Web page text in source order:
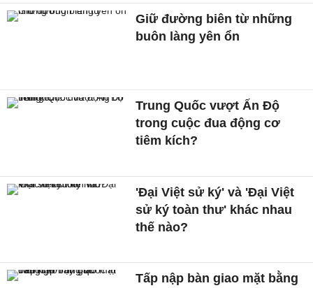
Giữ đường biên từ những
buôn làng yên ổn
Trung Quốc vượt Ấn Độ
trong cuộc đua động cơ
tiêm kích?
'Đại Việt sử ký' và 'Đại Việt
sử ký toàn thư' khác nhau
thế nào?
Tấp nập bàn giao mặt bằng